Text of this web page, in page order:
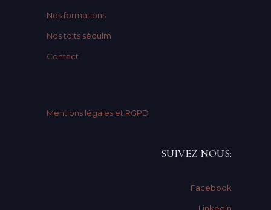
Nos formations
Nos toits sédulm
Contact
Mentions légales et RGPD
SUIVEZ NOUS:
Facebook